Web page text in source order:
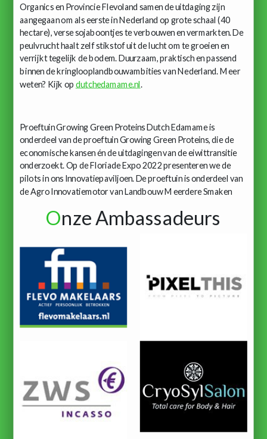
Organics en Provincie Flevoland samen de uitdaging zijn
aangegaan om als eerste in Nederland op grote schaal (40
hectare), verse sojaboontjes te verbouwen en vermarkten. De
peulvrucht haalt zelf stikstof uit de lucht om te groeien en
verrijkt tegelijk de bodem. Duurzaam, praktisch en passend
binnen de kringlooplandbouwambities van Nederland. Meer
weten? Kijk op dutchedamame.nl
Proeftuin Growing Green Proteins Dutch Edamame is
onderdeel van de proeftuin Growing Green Proteins, die de
economische kansen én de uitdagingen van de eiwittransitie
onderzoekt. Op de Floriade Expo 2022 presenteren we de
pilots in ons Innovatiepaviljoen. De proeftuin is onderdeel van
de Agro Innovatiemotor van Landbouw Meerdere Smaken
Onze Ambassadeurs